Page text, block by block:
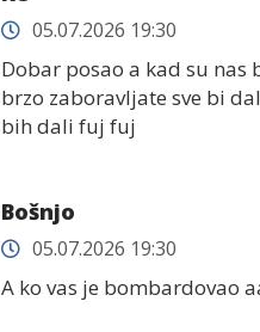
05.07.2026 19:30
Dobar posao a kad su nas
brzo zaboravljate sve bi
bih dali fuj fuj
Bošnjo
05.07.2026 19:30
A ko vas je bombardovao